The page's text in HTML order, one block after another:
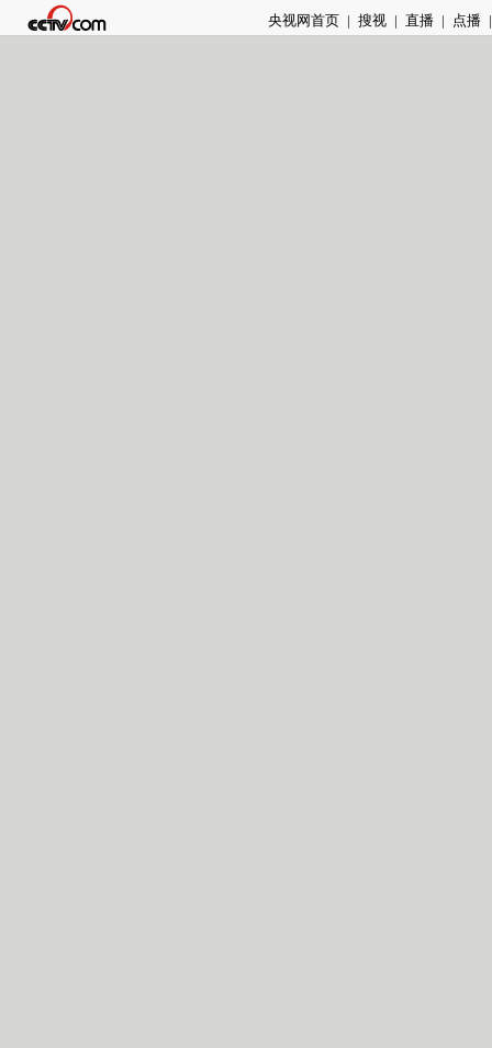
央视网首页 | 搜视 | 直播 | 点播 |